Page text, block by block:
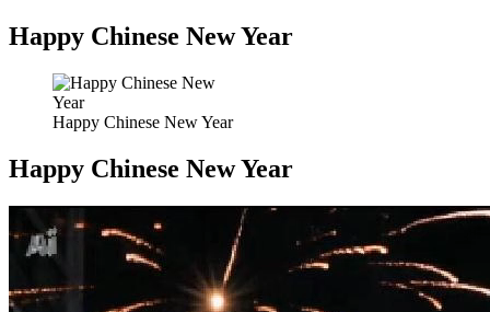
Happy Chinese New Year
Happy Chinese New Year
Happy Chinese New Year